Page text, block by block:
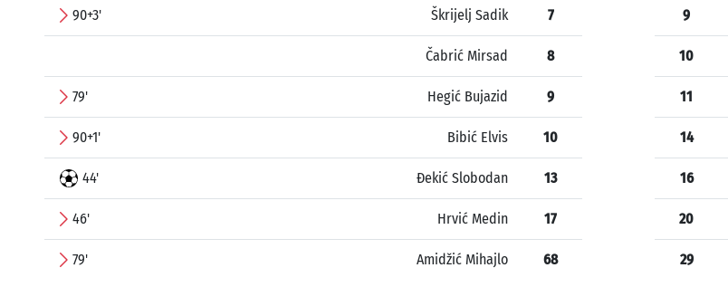
90+3' Škrijelj Sadik 7
Čabrić Mirsad 8
79' Hegić Bujazid 9
90+1' Bibić Elvis 10
44' Đekić Slobodan 13
46' Hrvić Medin 17
79' Amidžić Mihajlo 68
9
10
11
14
16
20
29